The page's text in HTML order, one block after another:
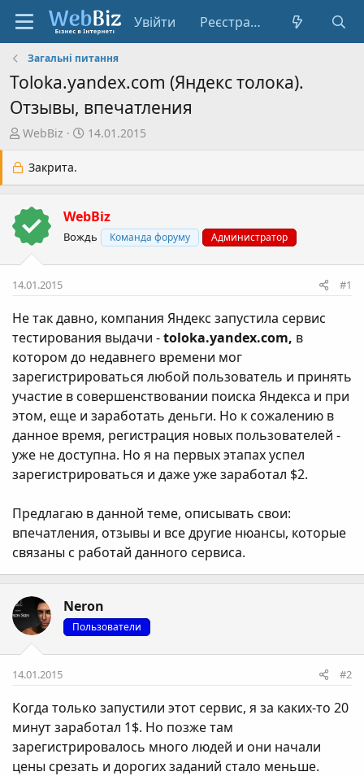
Увійти Реєстрація
Загальні питання
Toloka.yandex.com (Яндекс толока).
Отзывы, впечатления
А
т
о
е
и
WebBiz
Д
а
т
в
р
н
я
14.01.2015
Закрита.
WebBiz
Вождь Команда форуму Администратор
14.01.2015 #1
Не так давно, компания Яндекс запустила сервис
тестирования выдачи -toloka.yandex.com, в
котором до недавнего времени мог
зарегистрироваться любой пользователь и принять
участие в совершенствовании поиска Яндекса и при
этом, еще и заработать деньги. Но к сожалению в
данное время, регистрация новых пользователей -
уже не доступна. Но я на первых этапах успел
зарегистрироваться и даже уже заработал $2.
Предлагаю в данной теме, описывать свои:
впечатления, отзывы и все другие нюансы, которые
связаны с работай данного сервиса.
Neron
Пользователи
14.01.2015 #2
Когда только запустили этот сервис, я за каких-то 20
минут заработал 1$. Но позже там
зарегистрировалось много людей и они начали
цены срезать и дорогих заданий стало меньше.